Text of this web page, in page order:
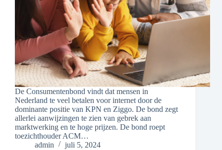
De Consumentenbond vindt dat mensen in
Nederland te veel betalen voor internet door de
dominante positie van KPN en Ziggo. De bond zegt
allerlei aanwijzingen te zien van gebrek aan
marktwerking en te hoge prijzen. De bond roept
toezichthouder ACM…
admin
juli 5, 2024